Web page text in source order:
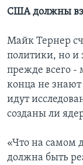
США должны
Майк Тернер
политики, но и
прежде всего -
конца не
идут
созданы ли
«Что на самом
должна быть